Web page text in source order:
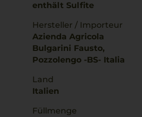
enthält Sulfite
Hersteller / Importeur
Azienda Agricola
Bulgarini Fausto,
Pozzolengo -BS- Italia
Land
Italien
Füllmenge